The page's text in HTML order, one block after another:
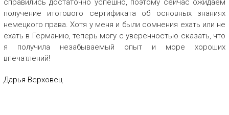
справились достаточно успешно, поэтому сейчас ожидаем
получение итогового сертификата об основных знаниях
немецкого права. Хотя у меня и были сомнения ехать или не
ехать в Германию, теперь могу с уверенностью сказать, что
я получила незабываемый опыт и море хороших
впечатлений!
Дарья Верховец